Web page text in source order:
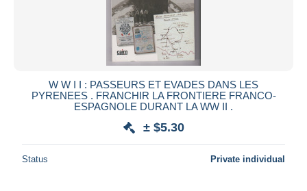
W W I I : PASSEURS ET EVADES DANS LES
PYRENEES . FRANCHIR LA FRONTIERE FRANCO-
ESPAGNOLE DURANT LA WW II .
± $5.30
Status Private individual